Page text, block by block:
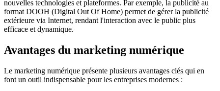
nouvelles technologies et plateformes. Par exemple, la publicité au
format DOOH (Digital Out Of Home) permet de gérer la publicité
extérieure via Internet, rendant l'interaction avec le public plus
efficace et dynamique.
Avantages du marketing numérique
Le marketing numérique présente plusieurs avantages clés qui en
font un outil indispensable pour les entreprises modernes :